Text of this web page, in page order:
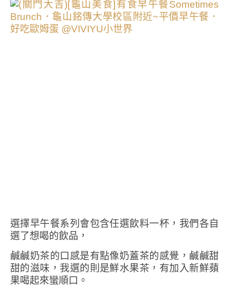
選擇早午餐系列會包含任選飲料一杯，我們各自
選了想喝的飲品，
鹹鹹奶茶的口感是有點像奶蓋茶的感覺，鹹鹹甜
甜的滋味，我選的則是鮮水果茶，有加入新鮮蘋
果喝起來蠻順口。